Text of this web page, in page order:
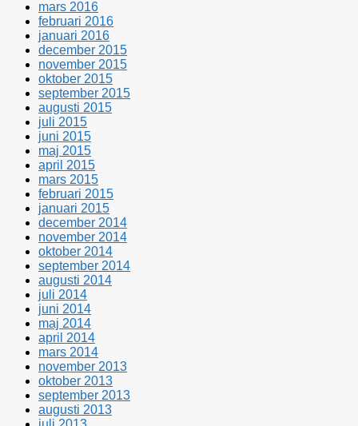
mars 2016
februari 2016
januari 2016
december 2015
november 2015
oktober 2015
september 2015
augusti 2015
juli 2015
juni 2015
maj 2015
april 2015
mars 2015
februari 2015
januari 2015
december 2014
november 2014
oktober 2014
september 2014
augusti 2014
juli 2014
juni 2014
maj 2014
april 2014
mars 2014
november 2013
oktober 2013
september 2013
augusti 2013